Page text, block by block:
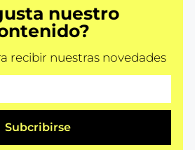
nuestro
recibir nuestras novedades
Subcribirse